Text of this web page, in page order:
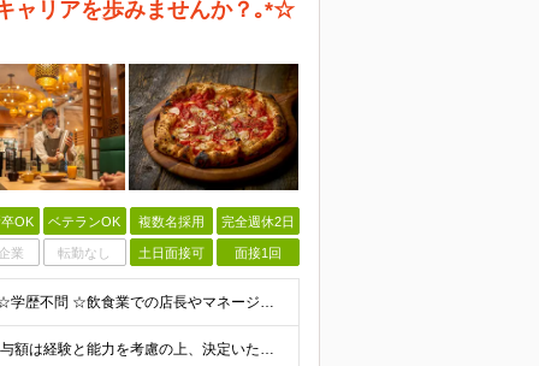
ャリアを歩みませんか？｡*☆
OK ベテランOK 複数名採用 完全週休2日
業 転勤なし 土日面接可 面接1回
お客様の喜ぶ顔を見たい方は歓迎します！ <必須条件> ☆学歴不問 ☆飲食業での店長やマネージメント経験をお持ちの方（業種・年数不問） <歓迎条件> ☆何らかの業種での店長・マネージャーの経験 ☆て
【店長スタート】 ■月給35万円～(固定残業代含む) ※給与額は経験と能力を考慮の上、決定いたします。 ※固定残業代は、時間外労働の有無に関わらず19時間分を、月42,200円支給 ※上記を超える時